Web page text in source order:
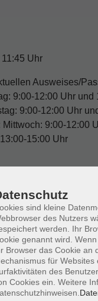
Uhr
Ausweises/
9:00-12:00 Uhr und
9:00-12:00 Uhr
9:00-12:00
15:00 Uhr
sind kleine
des Nutzers
werden. Ihr
genannt wird.
Browser das Cookie an
für
des
Cookies ein. Weitere